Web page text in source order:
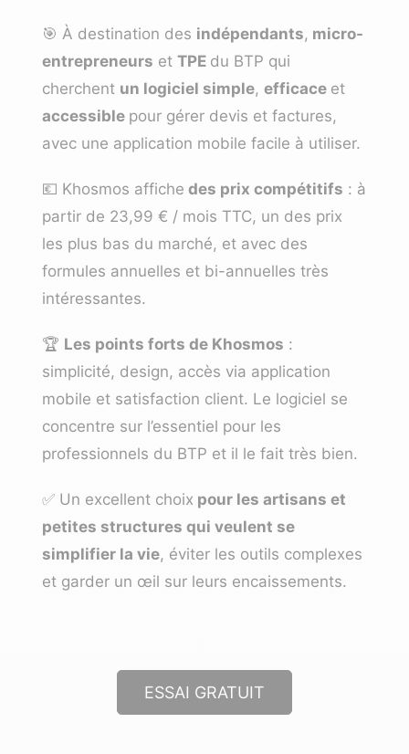
🎯 À destination des indépendants, micro-
entrepreneurs et TPE du BTP qui
cherchent un logiciel simple, efficace et
accessible pour gérer devis et factures,
avec une application mobile facile à utiliser.
💶 Khosmos affiche des prix compétitifs : à
partir de 23,99 € / mois TTC, un des prix
les plus bas du marché, et avec des
formules annuelles et bi-annuelles très
intéressantes.
🏆 Les points forts de Khosmos :
simplicité, design, accès via application
mobile et satisfaction client. Le logiciel se
concentre sur l’essentiel pour les
professionnels du BTP et il le fait très bien.
✅ Un excellent choix pour les artisans et
petites structures qui veulent se
simplifier la vie, éviter les outils complexes
et garder un œil sur leurs encaissements.
ESSAI GRATUIT